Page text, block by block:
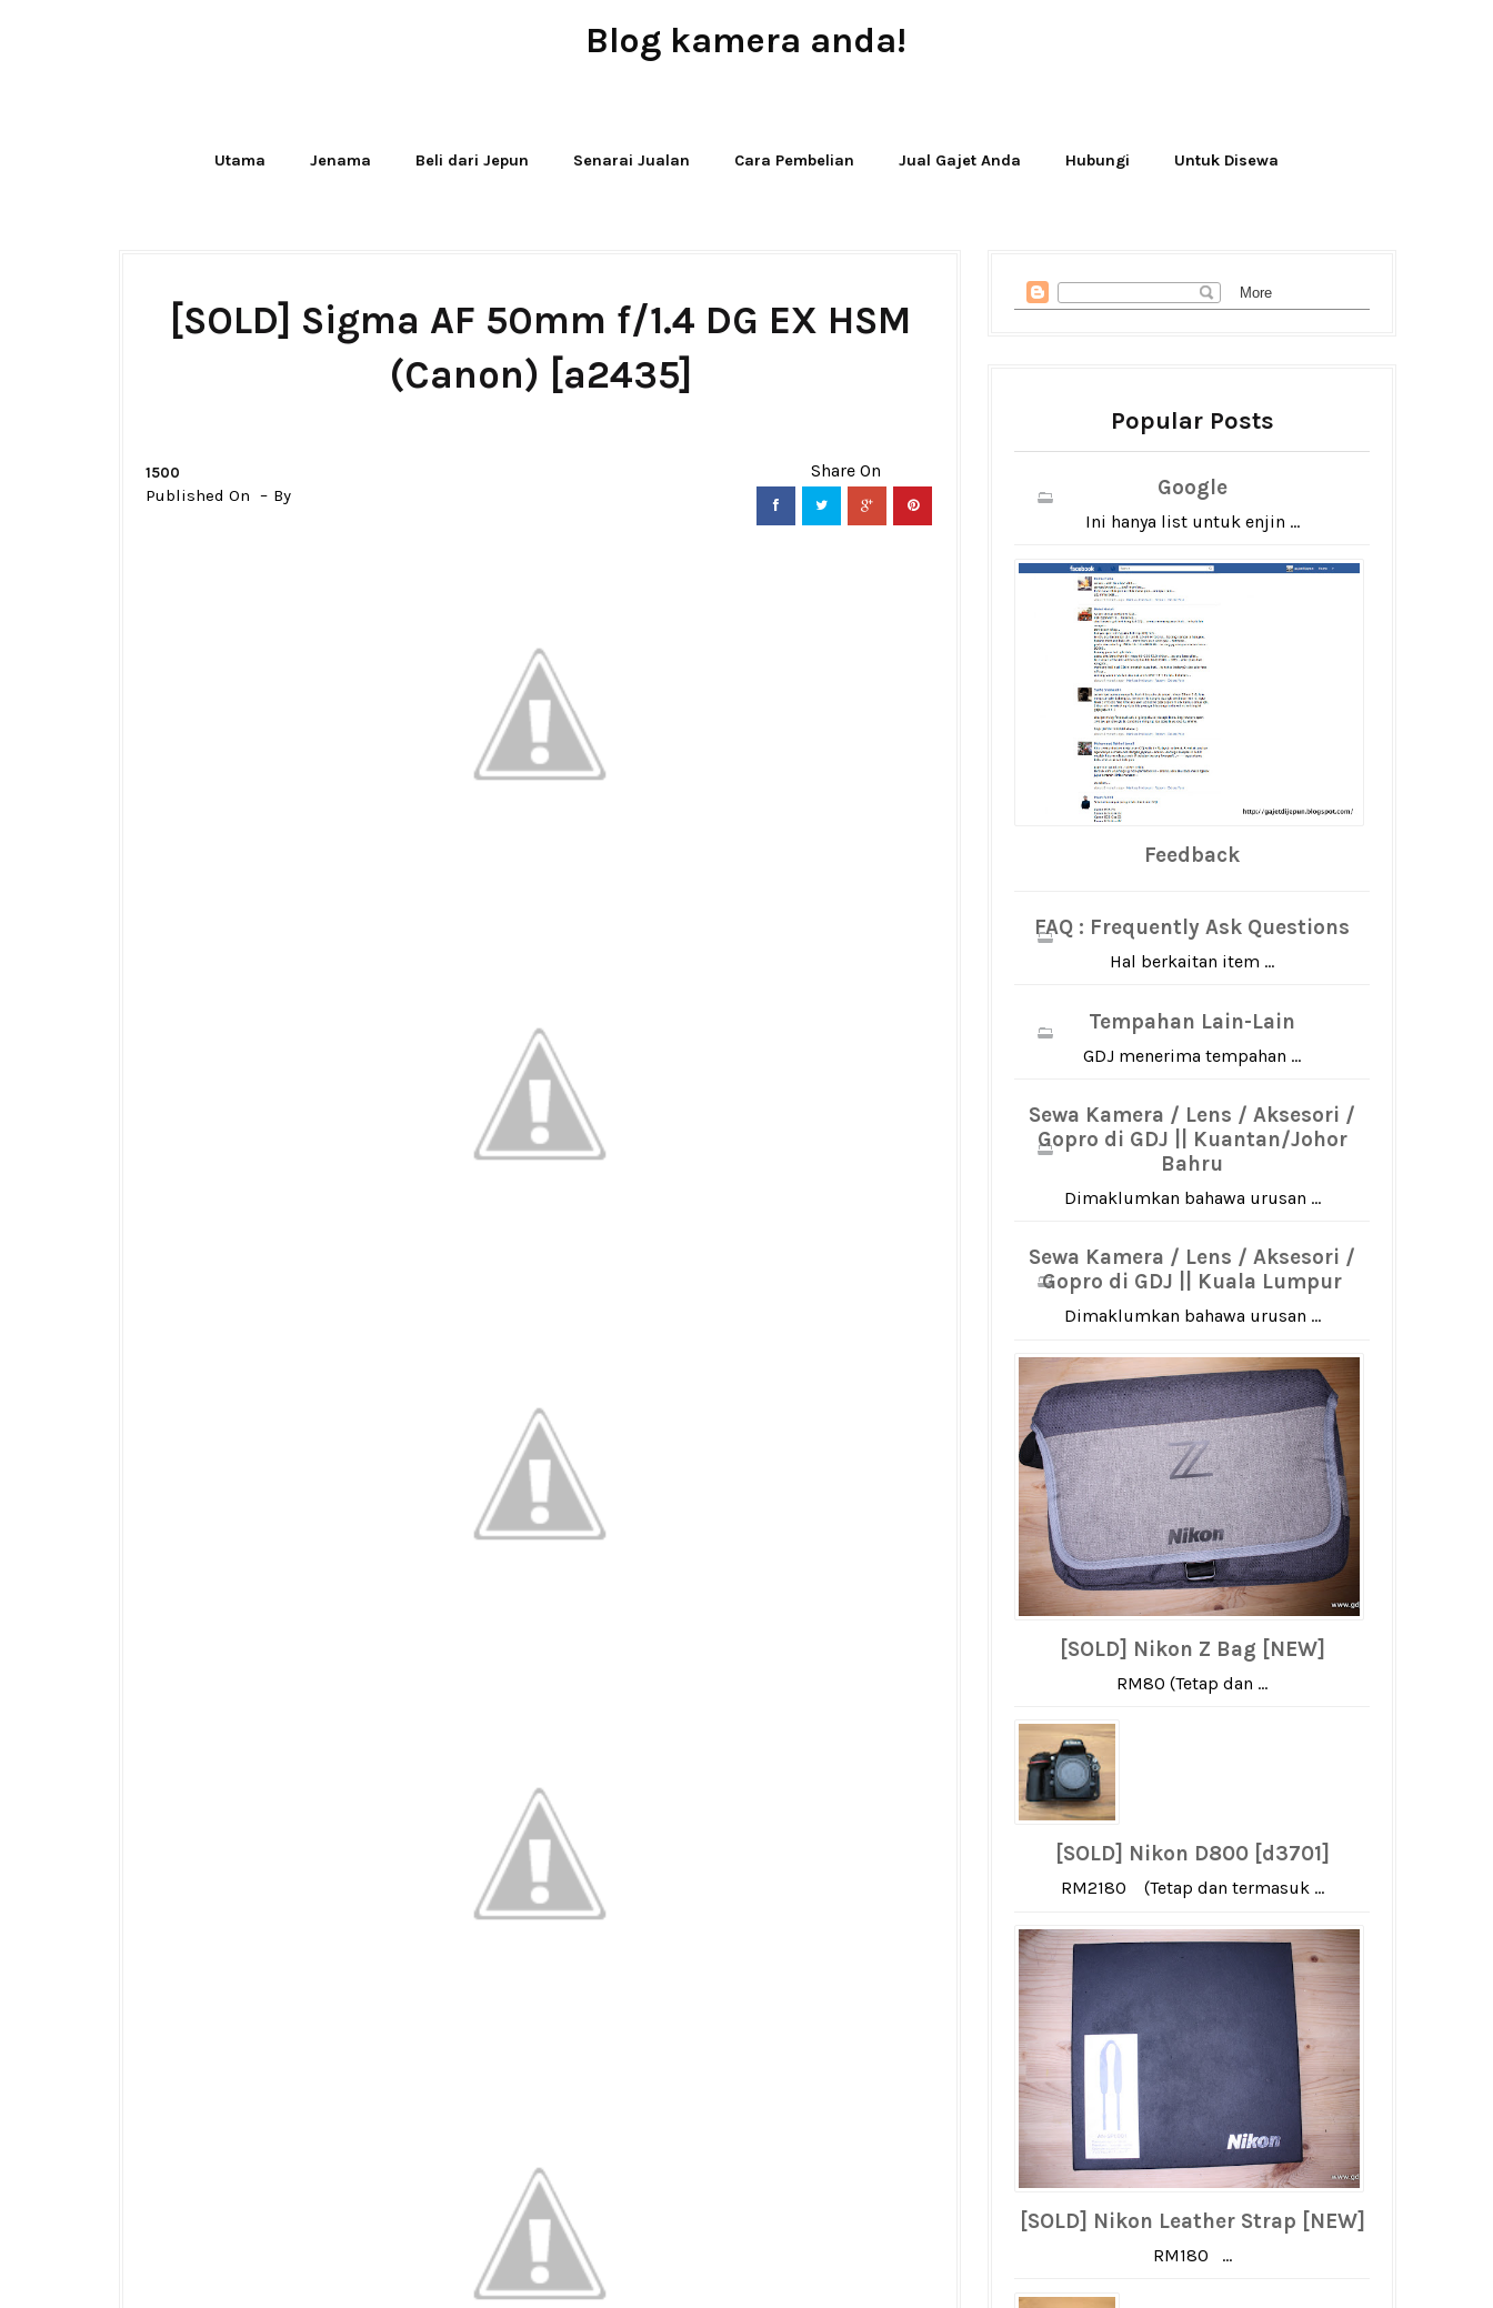
Blog kamera anda!
Utama Jenama Beli dari Jepun Senarai Jualan Cara Pembelian Jual Gajet Anda Hubungi Untuk Disewa
[SOLD] Sigma AF 50mm f/1.4 DG EX HSM
(Canon) [a2435]
1500
Published On By
Popular Posts
Google
Ini hanya list untuk enjin ...
Feedback
FAQ : Frequently Ask Questions
Hal berkaitan item ...
Tempahan Lain-Lain
GDJ menerima tempahan ...
Sewa Kamera / Lens / Aksesori /
Gopro di GDJ || Kuantan/Johor
Bahru
Dimaklumkan bahawa urusan ...
Sewa Kamera / Lens / Aksesori /
Gopro di GDJ || Kuala Lumpur
Dimaklumkan bahawa urusan ...
[SOLD] Nikon Z Bag [NEW]
RM80 (Tetap dan ...
[SOLD] Nikon D800 [d3701]
RM2180 (Tetap dan termasuk ...
[SOLD] Nikon Leather Strap [NEW]
RM180 ...